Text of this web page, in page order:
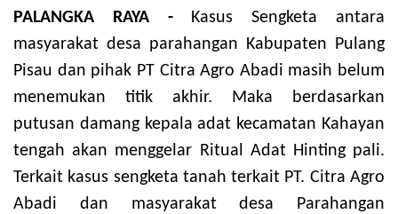
PALANGKA RAYA -Kasus Sengketa antara
masyarakat desa parahangan Kabupaten Pulang
Pisau dan pihak PT Citra Agro Abadi masih belum
menemukan titik akhir. Maka berdasarkan
putusan damang kepala adat kecamatan Kahayan
tengah akan menggelar Ritual Adat Hinting pal i.
Terkait kasus sengketa tanah terkait PT. Citra Agro
Abadi dan masyarakat desa Parahangan